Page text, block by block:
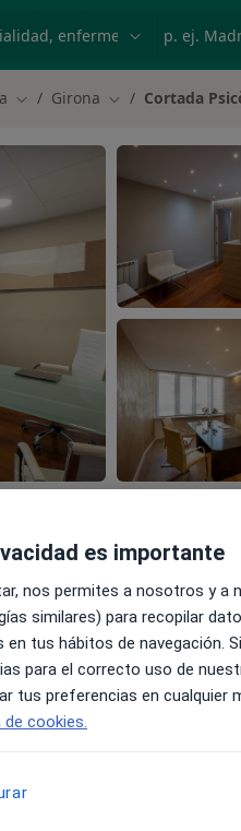
Cambiar de ciudad
Girona Cambiar de
Cortada
Enviar
& aseguradoras
es importante
nos permites a nosotros y a
similares) para recopilar
en tus hábitos de navegación.
para el correcto uso de
tus preferencias en cualquier
de cookies.